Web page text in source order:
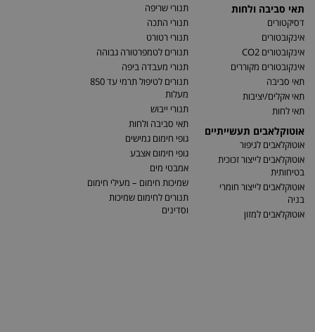
תאי סביבה ולחות
דסיקטורים
אינקובטורים
אינקובטורים CO2
אינקובטורים מקוררים
תאי סביבה
תאי אקלים/יציבות
תאי לחות
אוטוקלאבים תעשייתיים
אוטוקלאבים לגיפור
אוטוקלאבים לייצור זכוכית
בטיחותית
אוטוקלאבים לייצור חומרי
בניה
אוטוקלאבים למזון
תנורי שריפה
תנורי התכה
תנורי רטורט
תנורים לטמפרטורה גבוהה
תנורי מעבדה ביפה
תנורים לטיפול תרמי עד 850
מעלות
תנורי ייבוש
תאי סביבה ולחות
גופי חימום גמישים
גופי חימום אצבע
אמבטי מים
שמיכות חימום – מעילי חימום
תנורים לחימום שמיכות
וסדינים